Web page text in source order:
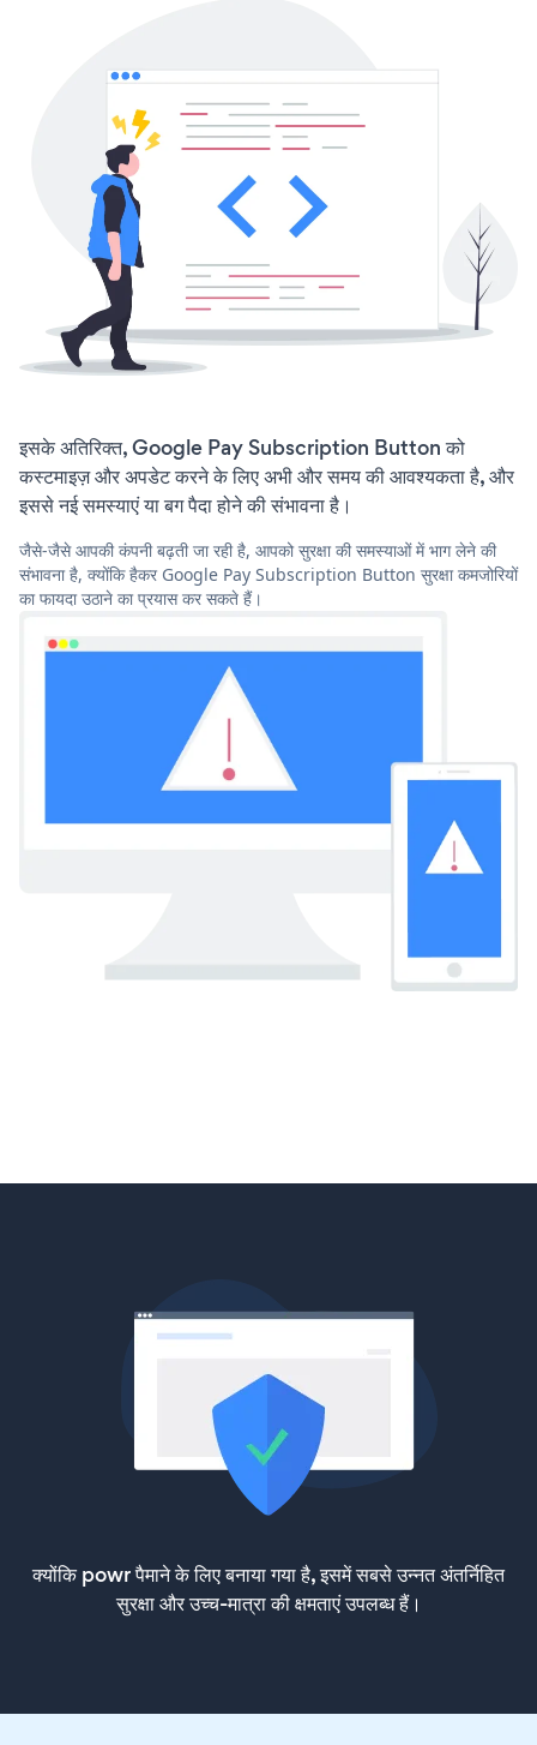
इसके अतिरिक्त, Google Pay Subscription Button को
कस्टमाइज़ और अपडेट करने के लिए अभी और समय की आवश्यकता है, और
इससे नई समस्याएं या बग पैदा होने की संभावना है।
जैसे-जैसे आपकी कंपनी बढ़ती जा रही है, आपको सुरक्षा की समस्याओं में भाग लेने की
संभावना है, क्योंकि हैकर Google Pay Subscription Button सुरक्षा कमजोरियों
का फायदा उठाने का प्रयास कर सकते हैं।
क्योंकि powr पैमाने के लिए बनाया गया है, इसमें सबसे उन्नत अंतर्निहित
सुरक्षा और उच्च-मात्रा की क्षमताएं उपलब्ध हैं।